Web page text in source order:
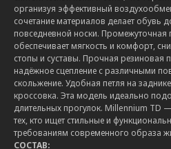
организуя эффективный
сочетание материалов делает обувь
повседневной носки. Промежуточная
обеспечивает мягкость и комфорт,
стопы и суставы. Прочная резиновая
надёжное сцепление с различными
скольжение. Удобная петля на
кроссовка. Эта модель идеально
длительных прогулок. Millennium TD
тех, кто ищет стильные и
требованиям современного образа
СОСТАВ: